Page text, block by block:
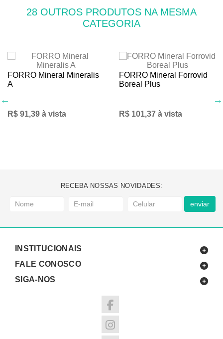
28 OUTROS PRODUTOS NA MESMA
CATEGORIA
FORRO Mineral Mineralis
A
R$ 91,39 à vista
FORRO Mineral Forrovid
Boreal Plus
R$ 101,37 à vista
RECEBA NOSSAS NOVIDADES:
enviar
INSTITUCIONAIS
FALE CONOSCO
SIGA-NOS